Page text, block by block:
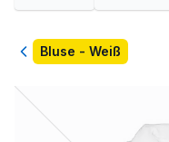
ZurückBluse - Weiß